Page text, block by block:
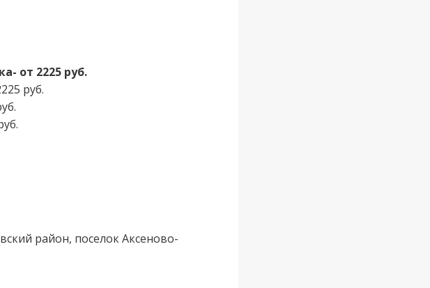
от 2225 руб.
руб.
район, поселок Аксеново-